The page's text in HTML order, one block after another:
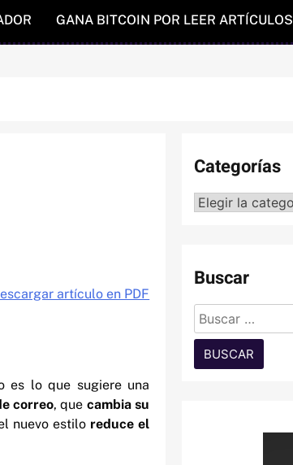
GANA BITCOIN POR LEER ARTÍCULOS
artículo en PDF
es lo que sugiere una
correo, que cambia su
nuevo estilo reduce el
Categorías
Categorías
Buscar
Buscar: